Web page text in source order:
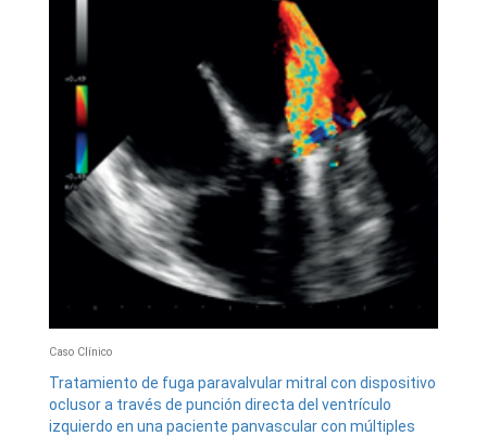
Caso Clínico
Tratamiento de fuga paravalvular mitral con dispositivo
oclusor a través de punción directa del ventrículo
izquierdo en una paciente panvascular con múltiples